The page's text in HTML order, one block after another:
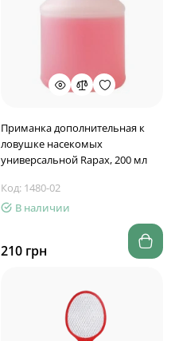
Приманка дополнительная к
ловушке насекомых
универсальной Rapax, 200 мл
Код: 1480-02
В наличии
210 грн